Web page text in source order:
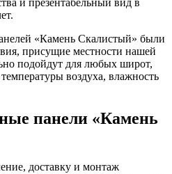
и презентабельный вид в
«Камень Скалистый» были
присущие местности нашей
подойдут для любых широт,
воздуха, влажность
панели «Камень
доставку и монтаж